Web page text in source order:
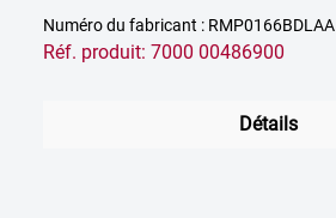
Numéro du fabricant : RMP0166BDLAA
Réf. produit: 7000 00486900
Détails